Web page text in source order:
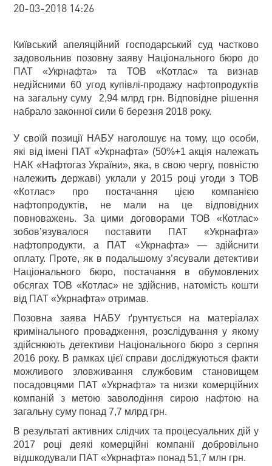
20-03-2018 14:26
Київський апеляційний господарський суд частково
задовольнив позовну заяву Національного бюро до
ПАТ «Укрнафта» та ТОВ «Котлас» та визнав
недійсними 60 угод купівлі-продажу нафтопродуктів
на загальну суму 2,94 млрд грн. Відповідне рішення
набрало законної сили 6 березня 2018 року.
У своїй позиції НАБУ наголошує на тому, що особи,
які від імені ПАТ «Укрнафта» (50%+1 акція належать
НАК «Нафтогаз України», яка, в свою чергу, повністю
належить державі) уклали у 2015 році угоди з ТОВ
«Котлас» про постачання цією компанією
нафтопродуктів, не мали на це відповідних
повноважень. За цими договорами ТОВ «Котлас»
зобов’язувалося поставити ПАТ «Укрнафта»
нафтопродукти, а ПАТ «Укрнафта» — здійснити
оплату. Проте, як в подальшому з’ясували детективи
Національного бюро, постачання в обумовлених
обсягах ТОВ «Котлас» не здійснив, натомість кошти
від ПАТ «Укрнафта» отримав.
Позовна заява НАБУ ґрунтується на матеріалах
кримінального провадження, розслідування у якому
здійснюють детективи Національного бюро з серпня
2016 року. В рамках цієї справи досліджуються факти
можливого зловживання службовим становищем
посадовцями ПАТ «Укрнафта» та низки комерційних
компаній з метою заволодіння сирою нафтою на
загальну суму понад 7,7 млрд грн.
В результаті активних слідчих та процесуальних дій у
2017 році деякі комерційні компанії добровільно
відшкодували ПАТ «Укрнафта» понад 51,7 млн грн.